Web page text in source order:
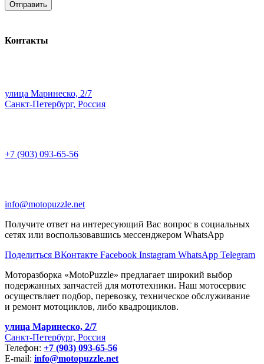
Контакты
улица Маринеско, 2/7
Санкт-Петербург, Россия
+7 (903) 093-65-56
info@motopuzzle.net
Получите ответ на интересующий Вас вопрос в социальных
сетях или воспользовавшись мессенджером WhatsApp
Поделиться ВКонтакте Facebook Instagram WhatsApp Telegram
Моторазборка «MotoPuzzle» предлагает широкий выбор
подержанных запчастей для мототехники. Наш мотосервис
осуществляет подбор, перевозку, техническое обслуживание
и ремонт мотоциклов, либо квадроциклов.
улица Маринеско, 2/7
Санкт-Петербург, Россия
Телефон: +7 (903) 093-65-56
E-mail: info@motopuzzle.net